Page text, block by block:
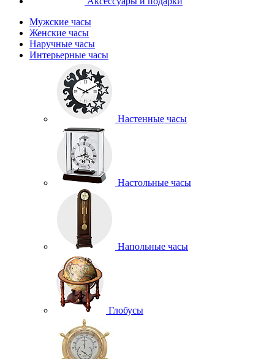
Мужские часы
Женские часы
Наручные часы
Интерьерные часы
Настенные часы
Настольные часы
Напольные часы
Глобусы